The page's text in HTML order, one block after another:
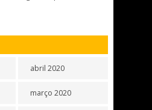
abril 2020
março 2020